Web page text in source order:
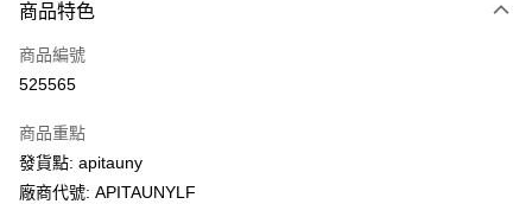
信用卡
AlipayHK
WeChat Pay
商品特色
商品編號
525565
商品重點
發貨點: apitauny
廠商代號: APITAUNYLF